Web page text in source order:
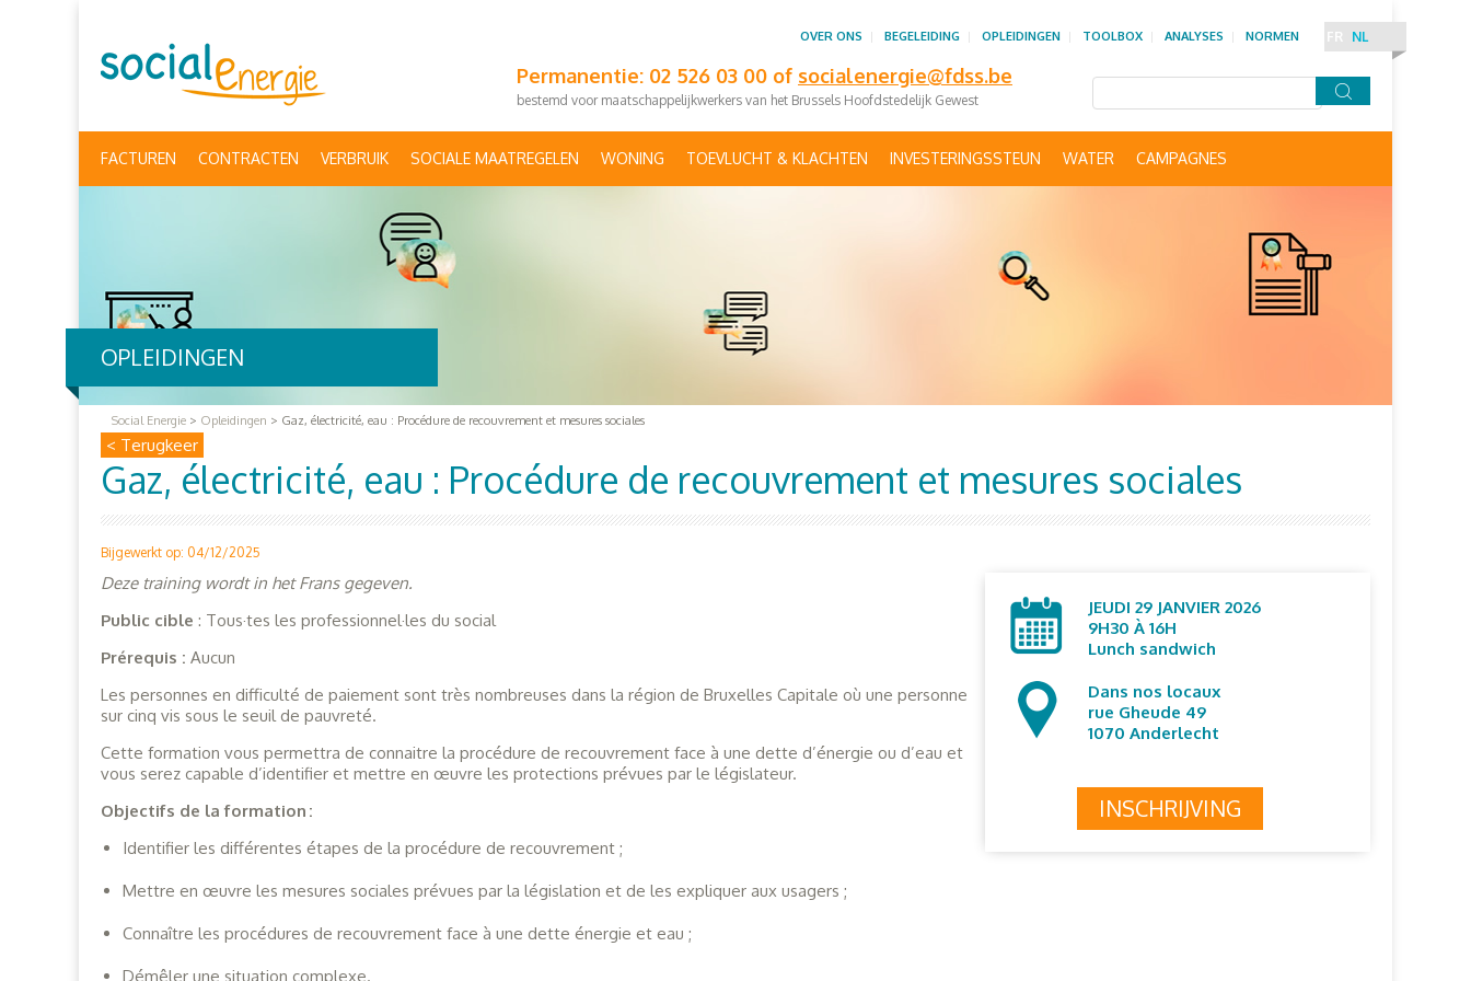
Permanentie: 02 526 03 00 of socialenergie@fdss.be
bestemd voor maatschappelijkwerkers van het Brussels Hoofdstedelijk Gewest
OVER ONS BEGELEIDING OPLEIDINGEN TOOLBOX ANALYSES NORMEN FR NL
FACTUREN CONTRACTEN VERBRUIK SOCIALE MAATREGELEN WONING TOEVLUCHT & KLACHTEN INVESTERINGSSTEUN WATER CAMPAGNES
Social Energie > Opleidingen > Gaz, électricité, eau : Procédure de recouvrement et mesures sociales
< Terugkeer
OPLEIDINGEN
Gaz, électricité, eau : Procédure de recouvrement et mesures sociales
Bijgewerkt op: 04/12/2025
JEUDI 29 JANVIER 2026
9H30 À 16H
Lunch sandwich
Dans nos locaux
rue Gheude 49
1070 Anderlecht
INSCHRIJVING
Deze training wordt in het Frans gegeven.
Public cible : Tous·tes les professionnel·les du social
Prérequis : Aucun
Les personnes en difficulté de paiement sont très nombreuses dans la région de Bruxelles Capitale où une personne
sur cinq vis sous le seuil de pauvreté.
Cette formation vous permettra de connaitre la procédure de recouvrement face à une dette d’énergie ou d’eau et
vous serez capable d’identifier et mettre en œuvre les protections prévues par le législateur.
Objectifs de la formation :
Identifier les différentes étapes de la procédure de recouvrement ;
Mettre en œuvre les mesures sociales prévues par la législation et de les expliquer aux usagers ;
Connaître les procédures de recouvrement face à une dette énergie et eau ;
Démêler une situation complexe.